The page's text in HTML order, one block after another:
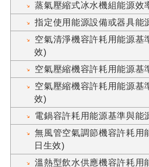
蒸氣壓縮式冰水機組能源效
指定使用能源設備或器具能
空氣清淨機容許耗用能源基
效)
空氣壓縮機容許耗用能源基
空氣壓縮機容許耗用能源基
效)
電鍋容許耗用能源基準與能
無風管空氣調節機容許耗用
日生效)
溫熱型飲水供應機容許耗用